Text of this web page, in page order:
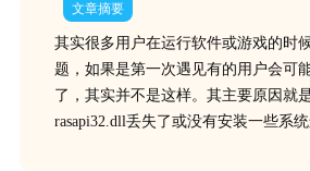
文章摘要
其实很多用户在运行软件或游戏的时
题，如果是第一次遇见有的用户会可
了，其实并不是这样。其主要原因就
rasapi32.dll丢失了或没有安装一些系